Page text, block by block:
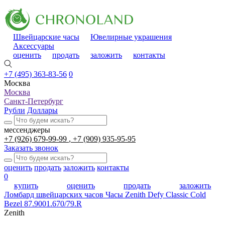
Швейцарские часы
Ювелирные украшения
Аксессуары
оценить
продать заложить контакты
+7 (495) 363-83-56 0
Москва
Москва
Санкт-Петербург
Рубли Доллары
мессенджеры
+7 (926) 679-99-99
+7 (909) 935-95-95
Заказать звонок
оценить продать заложить контакты
0
купить
оценить продать
заложить
Ломбард швейцарских часов Часы Zenith Defy Classic Cold
Bezel 87.9001.670/79.R
Zenith